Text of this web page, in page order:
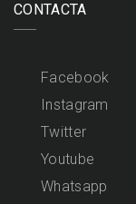
CONTACTA
Facebook
Instagram
Twitter
Youtube
Whatsapp